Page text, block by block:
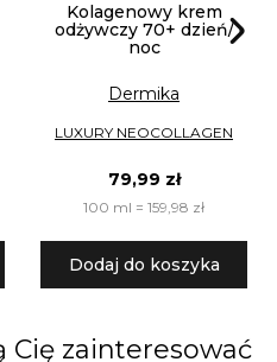
Kolagenowy krem
odżywczy 70+ dzień/
noc
Dermika
LUXURY NEOCOLLAGEN
79,99 zł
100 ml = 159,98 zł
Dodaj do koszyka
zainteresować